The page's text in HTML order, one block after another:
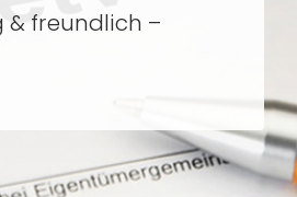
& freundlich –